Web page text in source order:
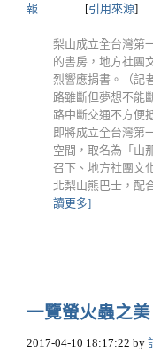
報
[引用來源]
梨山成立全台灣第
的書房，地方社團
烈響應捐書。（記
路雖斷但夢想不能
路中斷交通不方便
即將成立全台灣第
空間，取名為「山
召下、地方社團文
北梨山熊巴士，配
讀更多]
一覽螢火蟲之
2017-04-10 18:17:22 by